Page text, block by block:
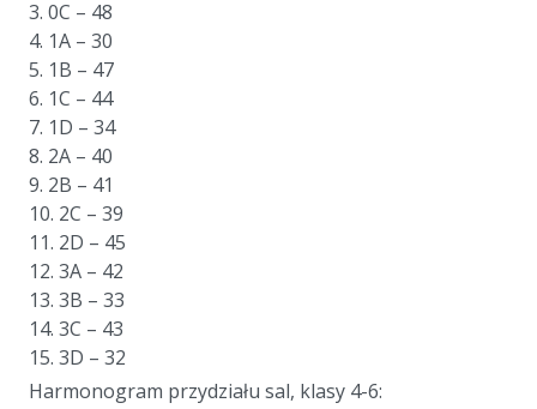
3. 0C – 48
4. 1A – 30
5. 1B – 47
6. 1C – 44
7. 1D – 34
8. 2A – 40
9. 2B – 41
10. 2C – 39
11. 2D – 45
12. 3A – 42
13. 3B – 33
14. 3C – 43
15. 3D – 32
Harmonogram przydziału sal, klasy 4-6: